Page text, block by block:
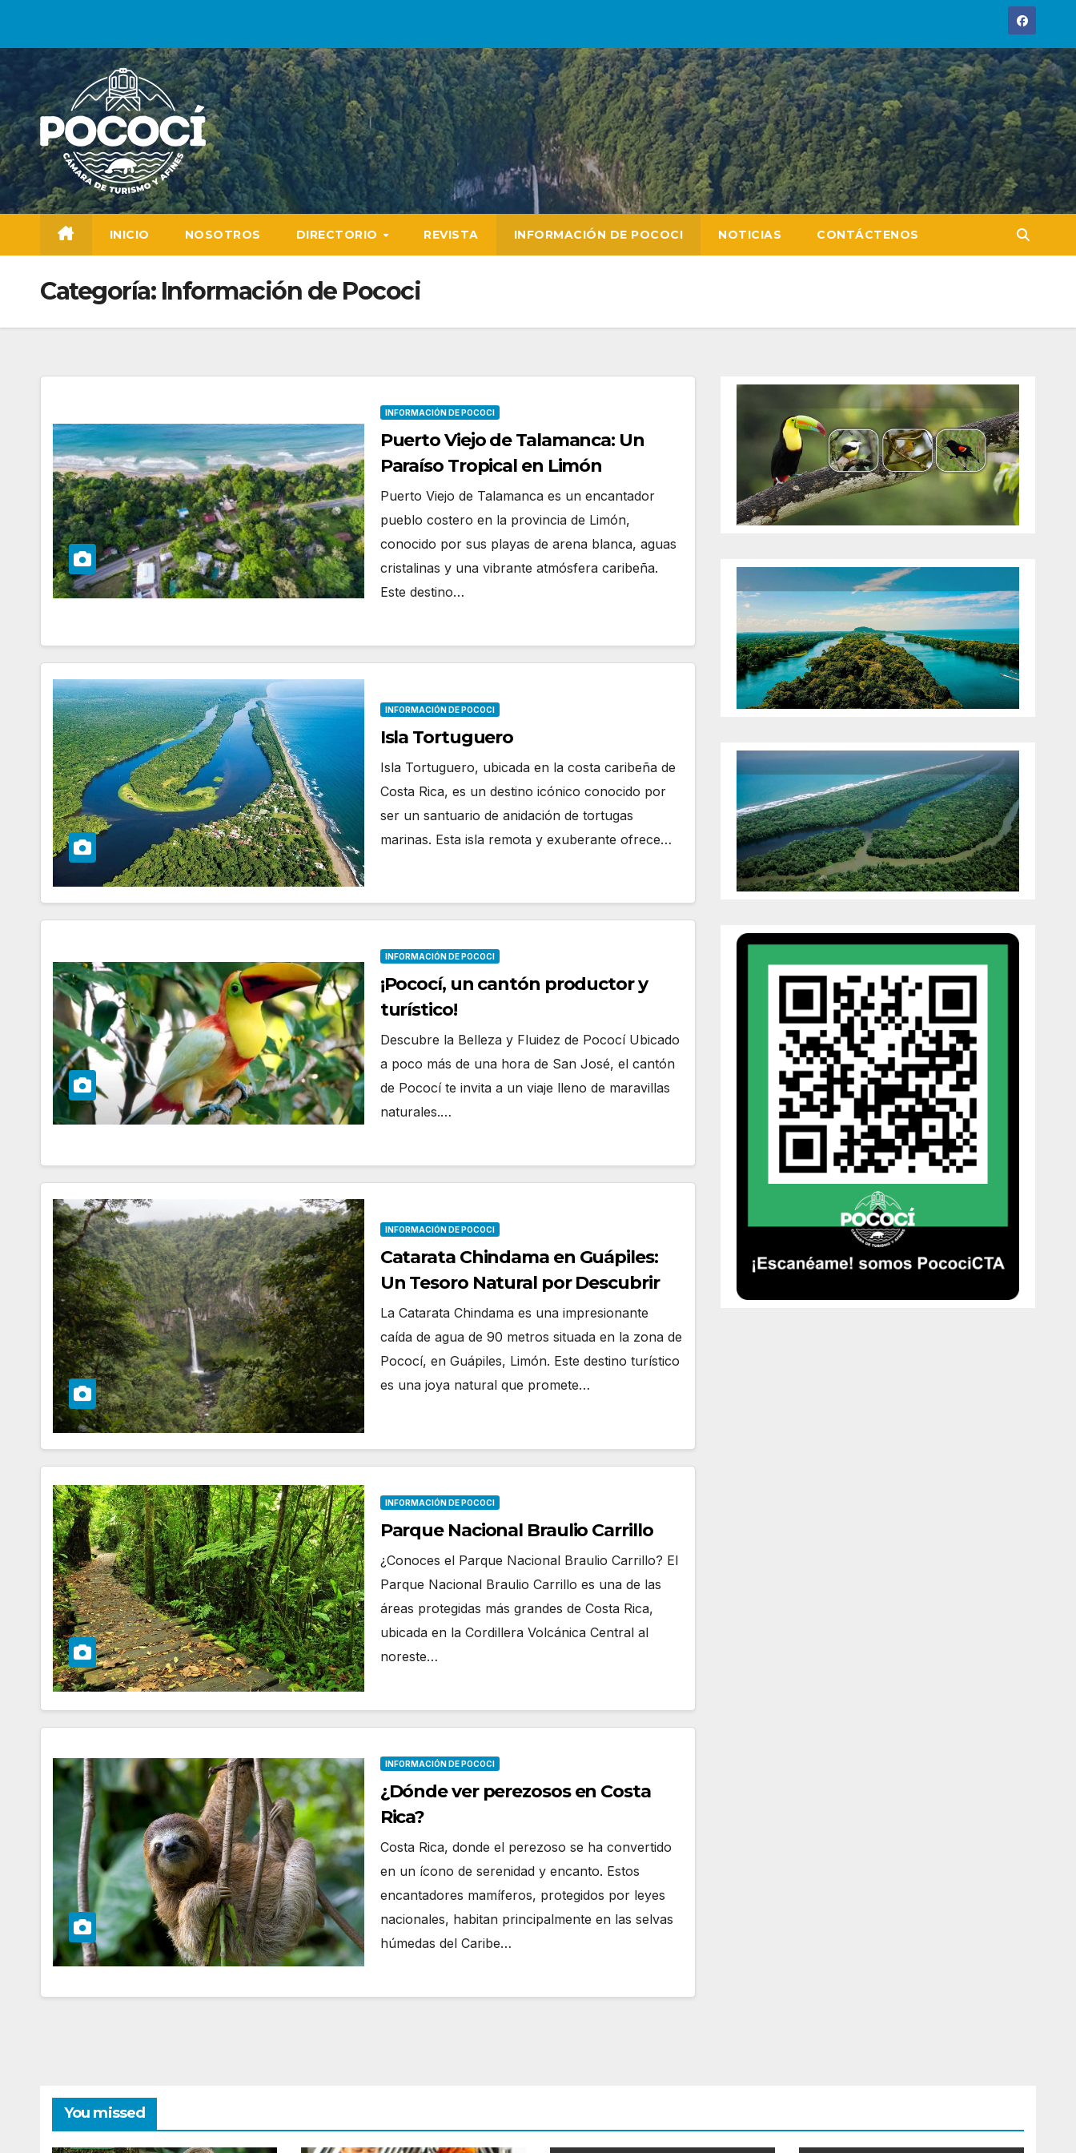
contenido
INICIO NOSOTROS DIRECTORIO REVISTA INFORMACIÓN DE POCOCI NOTICIAS CONTÁCTENOS
Categoría: Información de Pococi
INFORMACIÓN DE POCOCI
Puerto Viejo de Talamanca: Un
Paraíso Tropical en Limón
Puerto Viejo de Talamanca es un encantador
pueblo costero en la provincia de Limón,
conocido por sus playas de arena blanca, aguas
cristalinas y una vibrante atmósfera caribeña.
Este destino…
INFORMACIÓN DE POCOCI
Isla Tortuguero
Isla Tortuguero, ubicada en la costa caribeña de
Costa Rica, es un destino icónico conocido por
ser un santuario de anidación de tortugas
marinas. Esta isla remota y exuberante ofrece…
INFORMACIÓN DE POCOCI
¡Pococí, un cantón productor y
turístico!
Descubre la Belleza y Fluidez de Pococí Ubicado
a poco más de una hora de San José, el cantón
de Pococí te invita a un viaje lleno de maravillas
naturales.…
INFORMACIÓN DE POCOCI
Catarata Chindama en Guápiles:
Un Tesoro Natural por Descubrir
La Catarata Chindama es una impresionante
caída de agua de 90 metros situada en la zona de
Pococí, en Guápiles, Limón. Este destino turístico
es una joya natural que promete…
INFORMACIÓN DE POCOCI
Parque Nacional Braulio Carrillo
¿Conoces el Parque Nacional Braulio Carrillo? El
Parque Nacional Braulio Carrillo es una de las
áreas protegidas más grandes de Costa Rica,
ubicada en la Cordillera Volcánica Central al
noreste…
INFORMACIÓN DE POCOCI
¿Dónde ver perezosos en Costa
Rica?
Costa Rica, donde el perezoso se ha convertido
en un ícono de serenidad y encanto. Estos
encantadores mamíferos, protegidos por leyes
nacionales, habitan principalmente en las selvas
húmedas del Caribe…
You missed